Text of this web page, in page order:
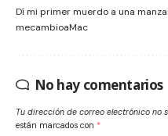
Dí mi primer muerdo a una
mecambioaMac
No hay comentarios
Tu dirección de correo electrónico no
están marcados con *